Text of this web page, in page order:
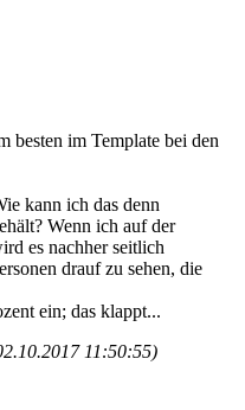
besten im Template bei den
kann ich das denn
Wenn ich auf der
es nachher seitlich
drauf zu sehen, die
ein; das klappt...
11:50:55)